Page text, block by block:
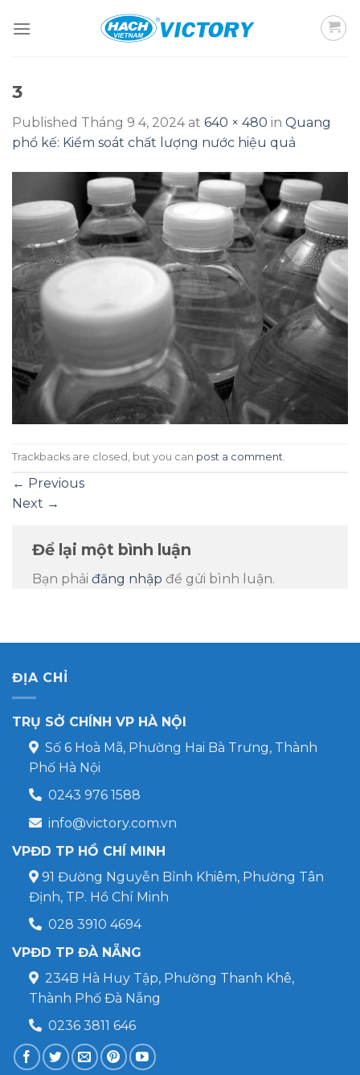
3
Published Tháng 9 4, 2024at 640 × 480 in Quang
phổ kế: Kiểm soát chất lượng nước hiệu quả
Trackbacks are closed, but you can post a comment.
← Previous
Next →
Để lại một bình luận
Bạn phải đăng nhập để gửi bình luận.
ĐỊA CHỈ
TRỤ SỞ CHÍNH VP HÀ NỘI
Số 6 Hoà Mã, Phường Hai Bà Trưng, Thành
Phố Hà Nội
0243 976 1588
info@victory.com.vn
VPĐD TP HỒ CHÍ MINH
91 Đường Nguyễn Bỉnh Khiêm, Phường Tân
Định, TP. Hồ Chí Minh
028 3910 4694
VPĐD TP ĐÀ NẴNG
234B Hà Huy Tập, Phường Thanh Khê,
Thành Phố Đà Nẵng
0236 3811 646